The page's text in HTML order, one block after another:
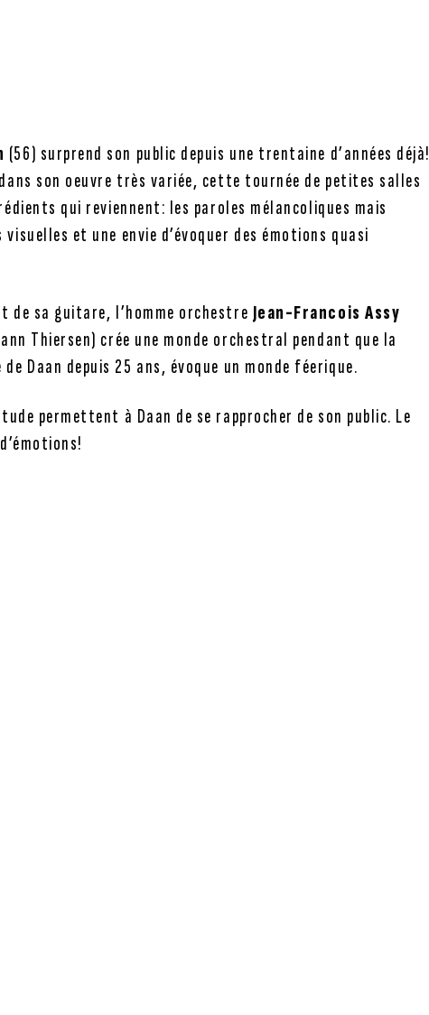
(56) surprend son public depuis une trentaine d’années déjà!
son oeuvre très variée, cette tournée de petites salles
qui reviennent: les paroles mélancoliques mais
et une envie d’évoquer des émotions quasi
de sa guitare, l’homme orchestre Jean-Francois Assy
Thiersen) crée une monde orchestral pendant que la
Daan depuis 25 ans, évoque un monde féerique.
permettent à Daan de se rapprocher de son public. Le